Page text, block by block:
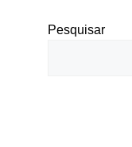
Pesquisar